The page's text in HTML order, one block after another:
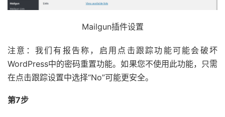
Mailgun插件设置
注意：我们有报告称，启用点击跟踪功能可能会破坏
WordPress中的密码重置功能。如果您不使用此功能，只需
在点击跟踪设置中选择“No”可能更安全。
第7步